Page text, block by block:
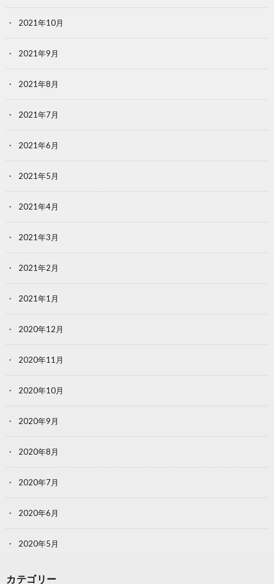
2021年10月
2021年9月
2021年8月
2021年7月
2021年6月
2021年5月
2021年4月
2021年3月
2021年2月
2021年1月
2020年12月
2020年11月
2020年10月
2020年9月
2020年8月
2020年7月
2020年6月
2020年5月
カテゴリー